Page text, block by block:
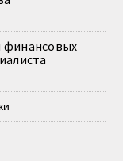
финансовых